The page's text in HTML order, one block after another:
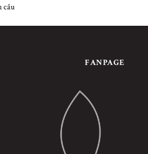
cầu
FANPAGE